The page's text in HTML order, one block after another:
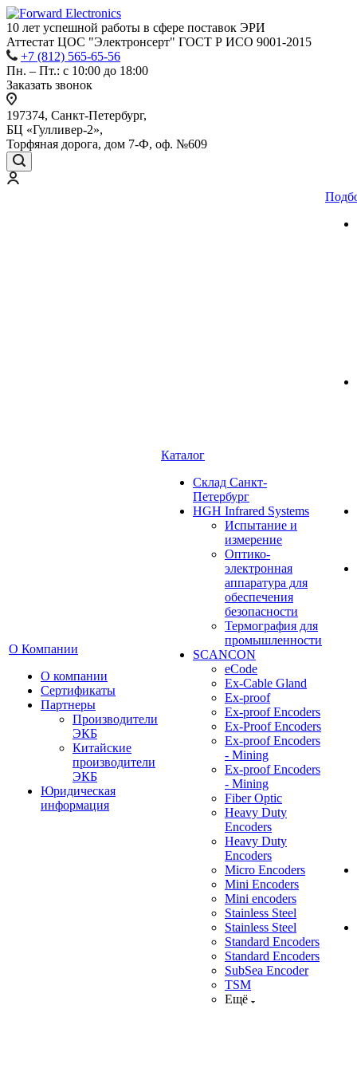
10 лет успешной работы в сфере поставок ЭРИ
Аттестат ЦОС "Электронсерт" ГОСТ Р ИСО 9001-2015
+7 (812) 565-65-56
Пн. – Пт.: с 10:00 до 18:00
Заказать звонок
197374, Санкт-Петербург,
БЦ «Гулливер-2»,
Торфяная дорога, дом 7-Ф, оф. №609
О Компании
О компании
Сертификаты
Партнеры
Производители
ЭКБ
Китайские
производители
ЭКБ
Юридическая
информация
Каталог
Cклад Санкт-
Петербург
HGH Infrared Systems
Испытание и
измерение
Оптико-
электронная
аппаратура для
обеспечения
безопасности
Термография для
промышленности
SCANCON
eCode
Ex-Cable Gland
Ex-proof
Ex-proof Encoders
Ex-Proof Encoders
Ex-proof Encoders
- Mining
Ex-proof Encoders
- Mining
Fiber Optic
Heavy Duty
Encoders
Heavy Duty
Encoders
Micro Encoders
Mini Encoders
Mini encoders
Stainless Steel
Stainless Steel
Standard Encoders
Standard Encoders
SubSea Encoder
TSM
Ещё